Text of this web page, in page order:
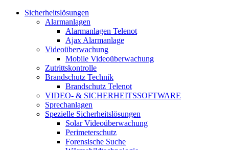
Sicherheitslösungen
Alarmanlagen
Alarmanlagen Telenot
Ajax Alarmanlage
Videoüberwachung
Mobile Videoüberwachung
Zutrittskontrolle
Brandschutz Technik
Brandschutz Telenot
VIDEO- & SICHERHEITSSOFTWARE
Sprechanlagen
Spezielle Sicherheitslösungen
Solar Videoüberwachung
Perimeterschutz
Forensische Suche